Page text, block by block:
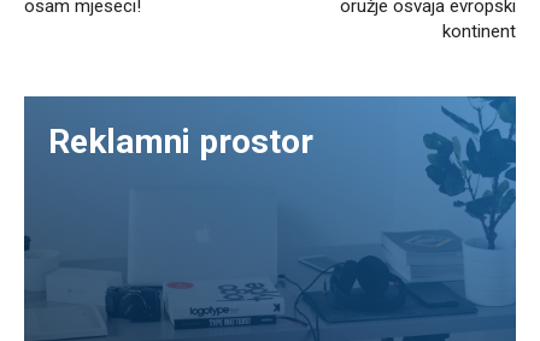
osam mjeseci!
oružje osvaja evropski
kontinent
Reklamni prostor